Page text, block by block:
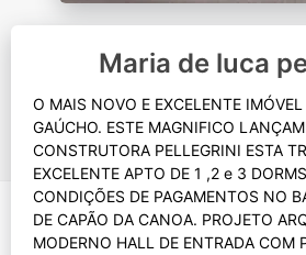
Maria de luca
O MAIS NOVO E EXCELENTE IMÓVEL
GAÚCHO. ESTE MAGNIFICO
CONSTRUTORA PELLEGRINI ESTA
EXCELENTE APTO DE 1 ,2 e 3
CONDIÇÕES DE PAGAMENTOS NO
DE CAPÃO DA CANOA. PROJETO
MODERNO HALL DE ENTRADA COM